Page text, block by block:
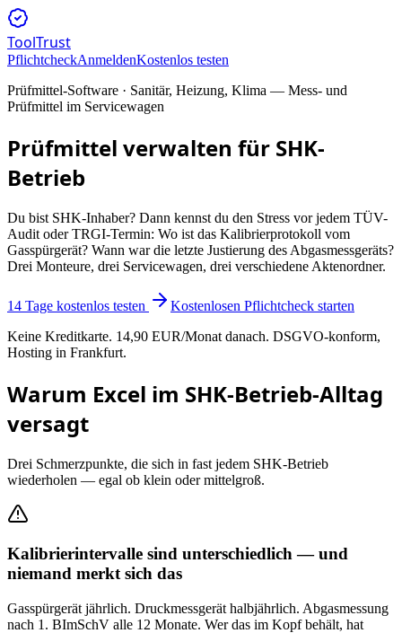
ToolTrust
PflichtcheckAnmeldenKostenlos testen
Prüfmittel-Software · Sanitär, Heizung, Klima — Mess- und
Prüfmittel im Servicewagen
Prüfmittel verwalten für SHK-
Betrieb
Du bist SHK-Inhaber? Dann kennst du den Stress vor jedem TÜV-
Audit oder TRGI-Termin: Wo ist das Kalibrierprotokoll vom
Gasspürgerät? Wann war die letzte Justierung des Abgasmessgeräts?
Drei Monteure, drei Servicewagen, drei verschiedene Aktenordner.
14 Tage kostenlos testen
Kostenlosen Pflichtcheck starten
Keine Kreditkarte. 14,90 EUR/Monat danach. DSGVO-konform,
Hosting in Frankfurt.
Warum Excel im SHK-Betrieb-Alltag
versagt
Drei Schmerzpunkte, die sich in fast jedem SHK-Betrieb
wiederholen — egal ob klein oder mittelgroß.
Kalibrierintervalle sind unterschiedlich — und
niemand merkt sich das
Gasspürgerät jährlich. Druckmessgerät halbjährlich. Abgasmessung
nach 1. BImSchV alle 12 Monate. Wer das im Kopf behält, hat